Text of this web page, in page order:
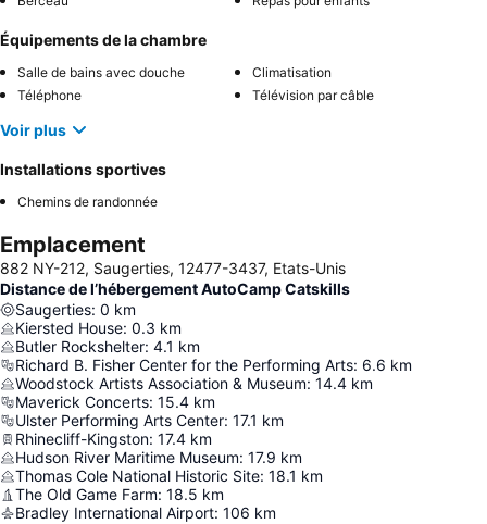
Équipements de la chambre
Salle de bains avec douche
Climatisation
Téléphone
Télévision par câble
Voir plus
Installations sportives
Chemins de randonnée
Emplacement
882 NY-212, Saugerties, 12477-3437, Etats-Unis
Distance de l’hébergement AutoCamp Catskills
Saugerties: 0 km
Kiersted House: 0.3 km
Butler Rockshelter: 4.1 km
Richard B. Fisher Center for the Performing Arts: 6.6 km
Woodstock Artists Association & Museum: 14.4 km
Maverick Concerts: 15.4 km
Ulster Performing Arts Center: 17.1 km
Rhinecliff-Kingston: 17.4 km
Hudson River Maritime Museum: 17.9 km
Thomas Cole National Historic Site: 18.1 km
The Old Game Farm: 18.5 km
Bradley International Airport: 106 km